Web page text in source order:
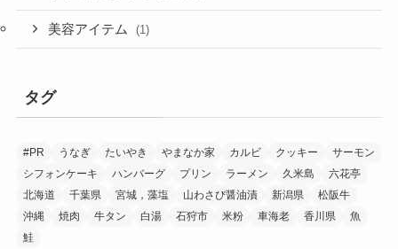
美容アイテム (1)
タグ
#PR うなぎ たいやき やまなか家 カルビ クッキー
サーモン
シフォンケーキ
ハンバーグ プリン ラーメン 久米島
六花亭
北海道
千葉県 宮城，藻塩 山わさび醤油漬 新潟県
松阪牛
沖縄
焼肉 牛タン 白湯 石狩市 米粉 車海老 香川県
魚
鮭